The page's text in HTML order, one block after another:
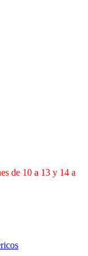
de 10 a 13 y 14 a